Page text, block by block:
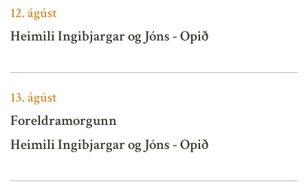
12.ágúst
Heimili Ingibjargar og Jóns - Opið
13.ágúst
Foreldramorgunn
Heimili Ingibjargar og Jóns - Opið